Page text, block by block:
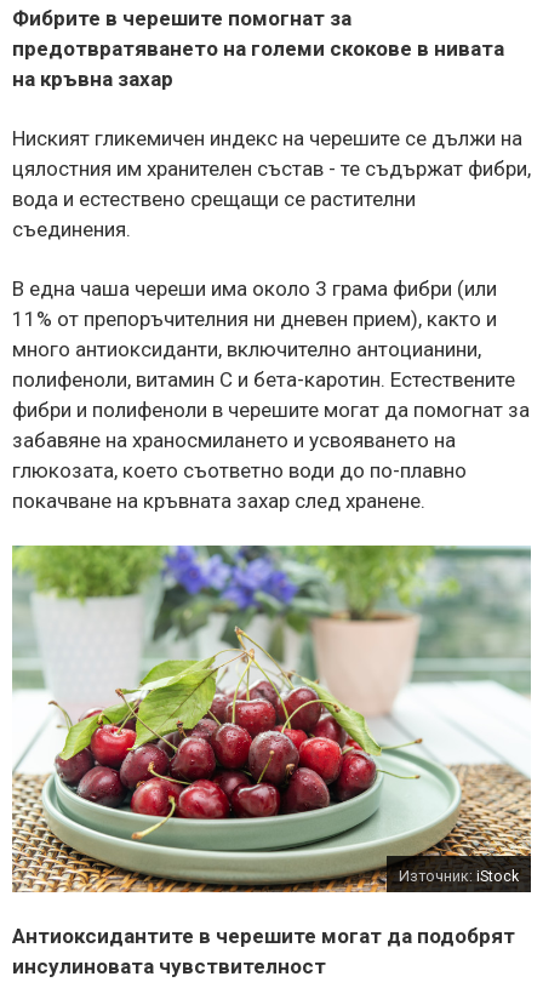
Фибрите в черешите помогнат за
предотвратяването на големи скокове в нивата
на кръвна захар
Ниският гликемичен индекс на черешите се дължи на
цялостния им хранителен състав - те съдържат фибри,
вода и естествено срещащи се растителни
съединения.
В една чаша череши има около 3 грама фибри (или
11% от препоръчителния ни дневен прием), както и
много антиоксиданти, включително антоцианини,
полифеноли, витамин C и бета-каротин. Естествените
фибри и полифеноли в черешите могат да помогнат за
забавяне на храносмилането и усвояването на
глюкозата, което съответно води до по-плавно
покачване на кръвната захар след хранене.
Източник: iStock
Антиоксидантите в черешите могат да подобрят
инсулиновата чувствителност